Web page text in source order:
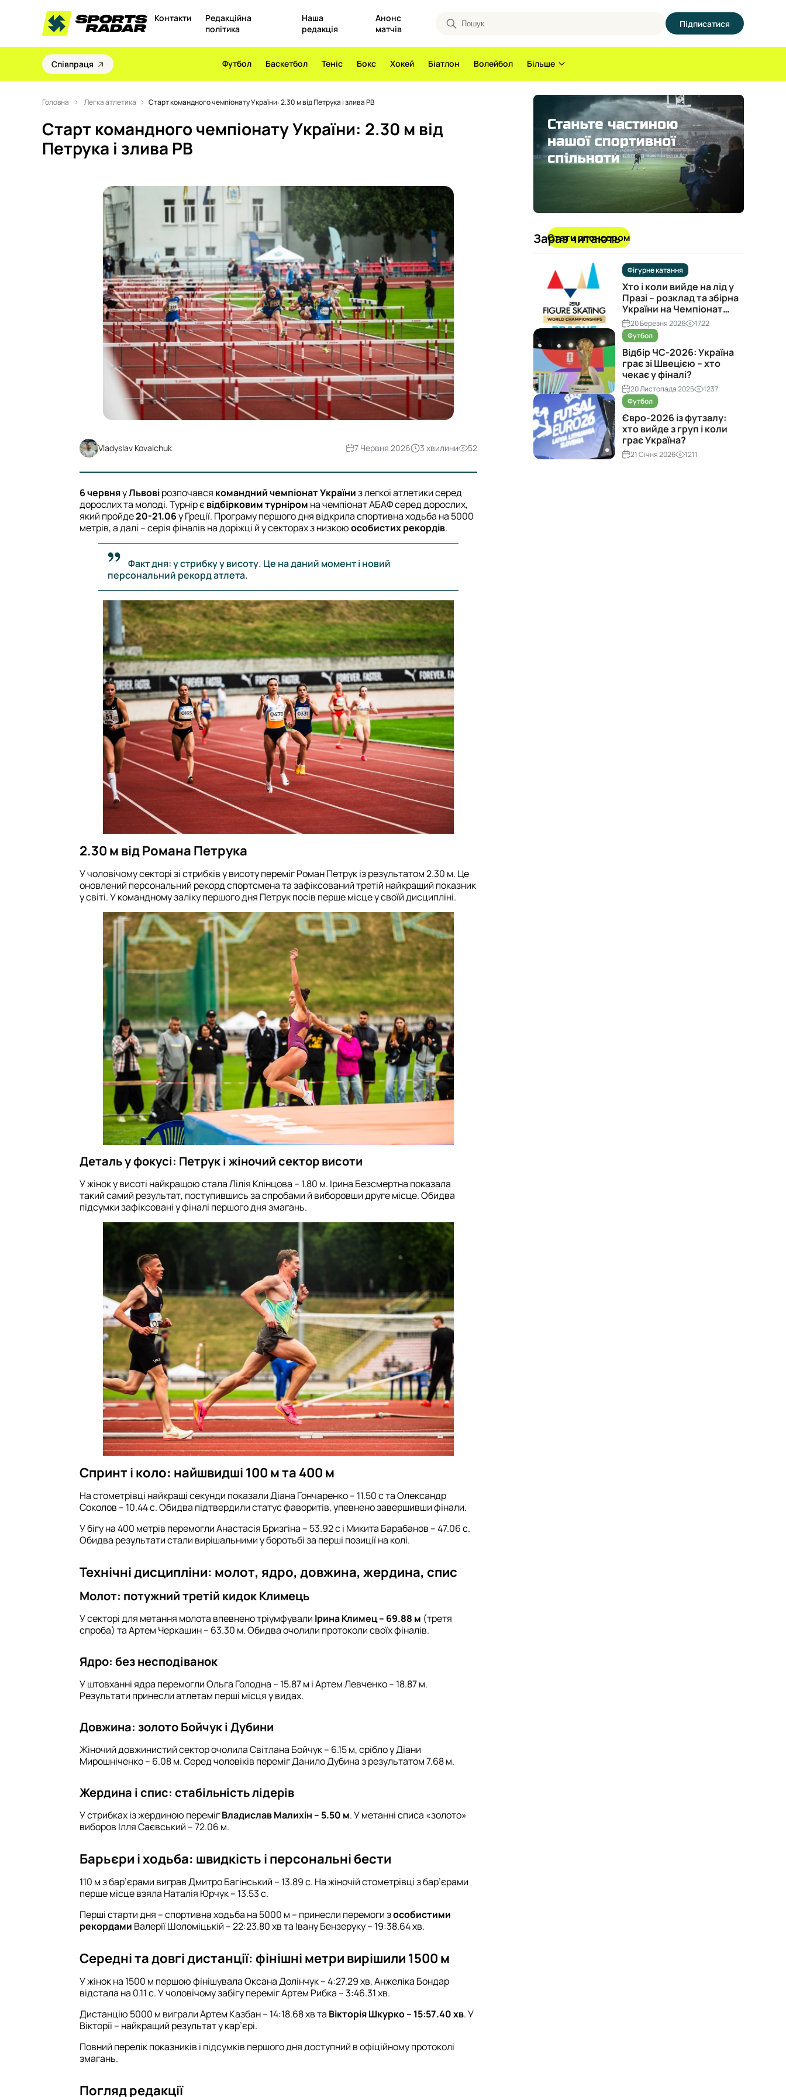
Контакти
Редакційна
політика
Наша
редакція
Анонс
матчів
Підписатися
Співпраця Футбол Баскетбол Теніс Бокс Хокей Біатлон Волейбол Більше
Стати спонсором
Головна Легка атлетика Старт командного чемпіонату України: 2.30 м від Петрука і злива PB
Старт командного чемпіонату України: 2.30 м від
Петрука і злива PB
Vladyslav Kovalchuk 3 хвилини 52
7 Червня 2026
6 червняуЛьвовірозпочався командний чемпіонат Україниз легкої атлетики серед
дорослих та молоді. Турнір євідбірковим турніром на чемпіонат АБАФ серед дорослих,
який пройде20-21.06у Греції. Програму першого дня відкрила спортивна ходьба на 5000
метрів, а далі – серія фіналів на доріжці й у секторах з низкоюособистих рекордів.
Факт дня: у стрибку у висоту. Це на даний момент і новий
персональний рекорд атлета.
2.30 м від Романа Петрука
У чоловічому секторі зі стрибків у висоту переміг Роман Петрук із результатом 2.30 м. Це
оновлений персональний рекорд спортсмена та зафіксований третій найкращий показник
у світі. У командному заліку першого дня Петрук посів перше місце у своїй дисципліні.
Деталь у фокусі: Петрук і жіночий сектор висоти
У жінок у висоті найкращою стала Лілія Клінцова – 1.80 м. Ірина Безсмертна показала
такий самий результат, поступившись за спробами й виборовши друге місце. Обидва
підсумки зафіксовані у фіналі першого дня змагань.
Спринт і коло: найшвидші 100 м та 400 м
На стометрівці найкращі секунди показали Діана Гончаренко – 11.50 с та Олександр
Соколов – 10.44 с. Обидва підтвердили статус фаворитів, упевнено завершивши фінали.
У бігу на 400 метрів перемогли Анастасія Бризгіна – 53.92 с і Микита Барабанов – 47.06 с.
Обидва результати стали вирішальними у боротьбі за перші позиції на колі.
Технічні дисципліни: молот, ядро, довжина, жердина, спис
Молот: потужний третій кидок Климець
У секторі для метання молота впевнено тріумфували Ірина Климец – 69.88 м (третя
спроба) та Артем Черкашин – 63.30 м. Обидва очолили протоколи своїх фіналів.
Ядро: без несподіванок
У штовханні ядра перемогли Ольга Голодна – 15.87 м і Артем Левченко – 18.87 м.
Результати принесли атлетам перші місця у видах.
Довжина: золото Бойчук і Дубини
Жіночий довжинистий сектор очолила Світлана Бойчук – 6.15 м, срібло у Діани
Мирошніченко – 6.08 м. Серед чоловіків переміг Данило Дубина з результатом 7.68 м.
Жердина і спис: стабільність лідерів
У стрибках із жердиною перемігВладислав Малихін – 5.50 м. У метанні списа «золото»
виборов Ілля Саєвський – 72.06 м.
Барьєри і ходьба: швидкість і персональні бести
110 м з бар’єрами виграв Дмитро Багінський – 13.89 с. На жіночій стометрівці з бар’єрами
перше місце взяла Наталія Юрчук – 13.53 с.
Перші старти дня – спортивна ходьба на 5000 м – принесли перемоги зособистими
рекордами Валерії Шоломіцькій – 22:23.80 хв та Івану Бензеруку – 19:38.64 хв.
Середні та довгі дистанції: фінішні метри вирішили 1500 м
У жінок на 1500 м першою фінішувала Оксана Долінчук – 4:27.29 хв, Анжеліка Бондар
відстала на 0.11 с. У чоловічому забігу переміг Артем Рибка – 3:46.31 хв.
Дистанцію 5000 м виграли Артем Казбан – 14:18.68 хв та Вікторія Шкурко – 15:57.40 хв. У
Вікторії – найкращий результат у кар’єрі.
Повний перелік показників і підсумків першого дня доступний в офіційному протоколі
змагань.
Погляд редакції
Зараз читають
Фігурне катання
Хто і коли вийде на лід у
Празі – розклад та збірна
України на Чемпіонат
світу з фігурного катання
2026
20 Березня 2026
1722
Футбол
Відбір ЧС-2026: Україна
грає зі Швецією – хто
чекає у фіналі?
20 Листопада 2025
1237
Футбол
Євро-2026 із футзалу:
хто вийде з груп і коли
грає Україна?
21 Січня 2026 1211